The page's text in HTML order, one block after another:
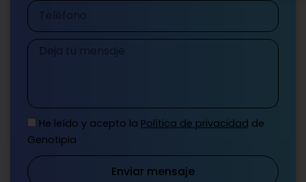
Teléfono
Mensaje
He leído y acepto la Política de privacidad de
Genotipia
Enviar mensaje